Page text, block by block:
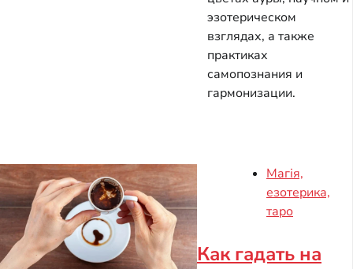
эзотерическом
взглядах, а также
практиках
самопознания и
гармонизации.
Магія,
езотерика,
таро
Как гадать на